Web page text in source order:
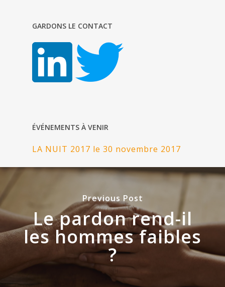
GARDONS LE CONTACT
ÉVÉNEMENTS À VENIR
LA NUIT 2017 le 30 novembre 2017
Previous Post
Le pardon rend-il
les hommes faibles
?